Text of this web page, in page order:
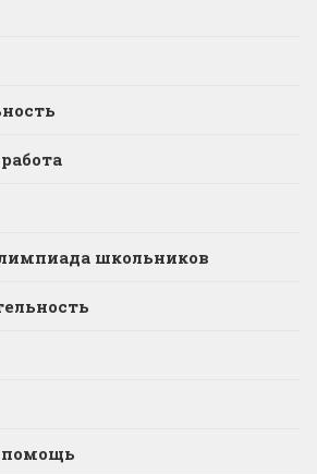
школьников
помощь